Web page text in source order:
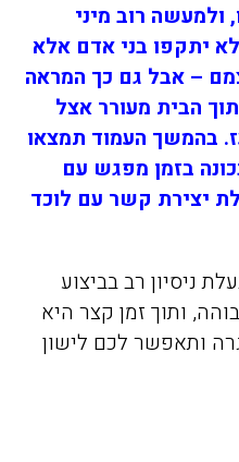
ולמעשה רוב מיני
יתקפו בני אדם אלא
– אבל גם כך המראה
הבית מעורר אצל
בהמשך העמוד תמצאו
בזמן מפגש עם
יצירת קשר עם לוכד
ניסיון רב בביצוע
ותוך זמן קצר היא
ותאפשר לכם לישון